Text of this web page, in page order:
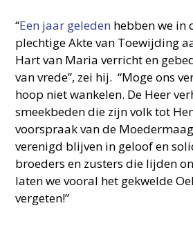
“Een jaar geleden hebben we in
plechtige Akte van Toewijding
Hart van Maria verricht en
van vrede”, zei hij. “Moge ons
hoop niet wankelen. De Heer
smeekbeden die zijn volk tot
voorspraak van de
verenigd blijven in geloof en
broeders en zusters die lijden
laten we vooral het gekwelde
vergeten!”